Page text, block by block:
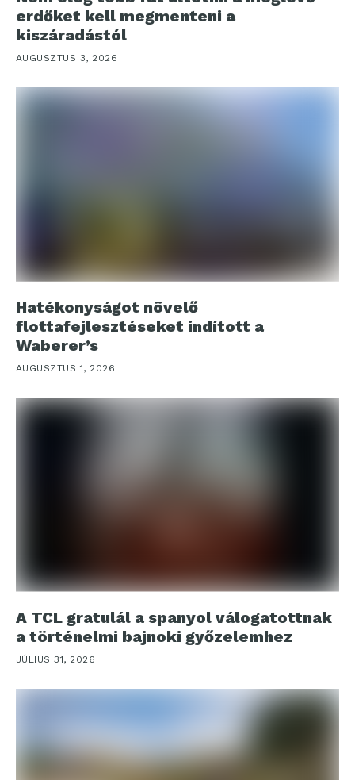
erdőket kell megmenteni a
kiszáradástól
AUGUSZTUS 3, 2026
Hatékonyságot növelő
flottafejlesztéseket indított a
Waberer’s
AUGUSZTUS 1, 2026
A TCL gratulál a spanyol válogatottnak
a történelmi bajnoki győzelemhez
JÚLIUS 31, 2026